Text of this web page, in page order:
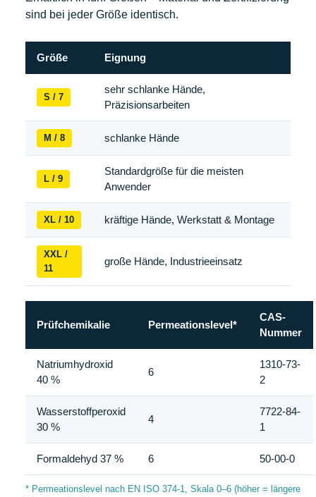
sind bei jeder Größe identisch.
Größe Eignung
S / 7
sehr schlanke Hände,
Präzisionsarbeiten
M / 8 schlanke Hände
L / 9
Standardgröße für die meisten
Anwender
XL / 10 kräftige Hände, Werkstatt & Montage
XXL /
11
große Hände, Industrieeinsatz
Prüfchemikalie Permeationslevel*
CAS-
Nummer
Natriumhydroxid
40 %
6
1310-73-
2
Wasserstoffperoxid
30 %
4
7722-84-
1
Formaldehyd 37 % 6 50-00-0
* Permeationslevel nach EN ISO 374-1, Skala 0–6 (höher = längere